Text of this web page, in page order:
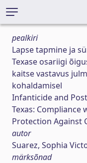
pealkiri
Lapse tapmine ja
Texase osariigi
kaitse vastavus
kohaldamisel
Infanticide and
Texas:
Protection Against
autor
Suarez, Sophia
märksõnad